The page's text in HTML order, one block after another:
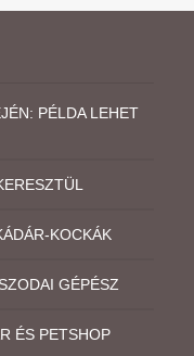
PÉLDA LEHET
KOCKÁK
GÉPÉSZ
ÉS PETSHOP